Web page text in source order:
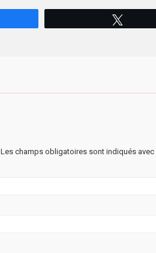
Les champs obligatoires sont indiqués avec